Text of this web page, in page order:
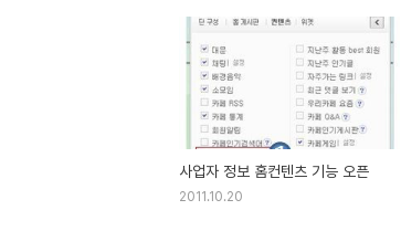
사업자 정보 홈컨텐츠 기능 오픈
2011.10.20